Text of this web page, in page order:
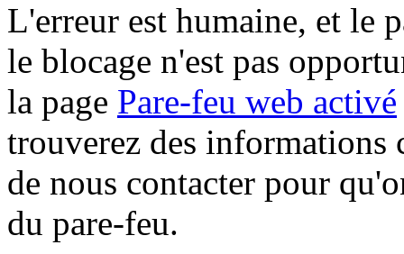
L'erreur est humaine, et le
le blocage n'est pas
la page Pare-feu web activé
trouverez des informations
de nous contacter pour
du pare-feu.